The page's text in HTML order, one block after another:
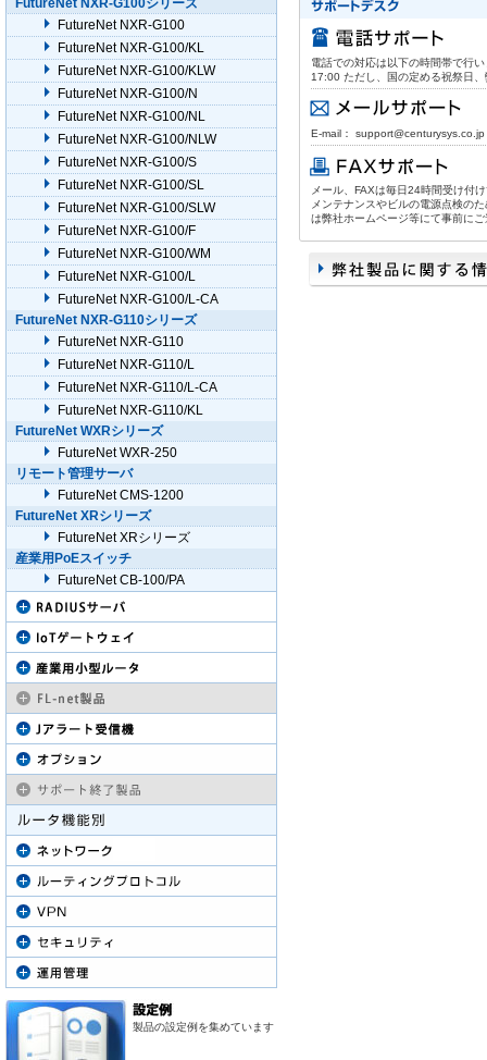
電話での対応は以下の時間帯で行
17:00 ただし、国の定める祝祭日
E-mail： support@centurysys.co.jp
メール、FAXは毎日24時間受け付
メンテナンスやビルの電源点検の
は弊社ホームページ等にて事前に
FutureNet NXR-G100シリーズ
FutureNet NXR-G100
FutureNet NXR-G100/KL
FutureNet NXR-G100/KLW
FutureNet NXR-G100/N
FutureNet NXR-G100/NL
FutureNet NXR-G100/NLW
FutureNet NXR-G100/S
FutureNet NXR-G100/SL
FutureNet NXR-G100/SLW
FutureNet NXR-G100/F
FutureNet NXR-G100/WM
FutureNet NXR-G100/L
FutureNet NXR-G100/L-CA
FutureNet NXR-G110シリーズ
FutureNet NXR-G110
FutureNet NXR-G110/L
FutureNet NXR-G110/L-CA
FutureNet NXR-G110/KL
FutureNet WXRシリーズ
FutureNet WXR-250
リモート管理サーバ
FutureNet CMS-1200
FutureNet XRシリーズ
FutureNet XRシリーズ
産業用PoEスイッチ
FutureNet CB-100/PA
製品の設定例を集めています